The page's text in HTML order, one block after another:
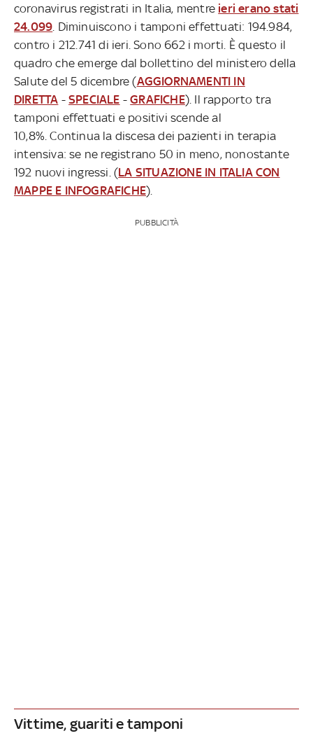
coronavirus registrati in Italia, mentre ieri erano stati
24.099 . Diminuiscono i tamponi effettuati: 194.984,
contro i 212.741 di ieri. Sono 662 i morti. È questo il
quadro che emerge dal bollettino del ministero della
Salute del 5 dicembre (AGGIORNAMENTI IN
DIRETTA -SPECIALE -GRAFICHE). Il rapporto tra
tamponi effettuati e positivi scende al
10,8%. Continua la discesa dei pazienti in terapia
intensiva: se ne registrano 50 in meno, nonostante
192 nuovi ingressi. (LA SITUAZIONE IN ITALIA CON
MAPPE E INFOGRAFICHE).
PUBBLICITÀ
Vittime, guariti e tamponi